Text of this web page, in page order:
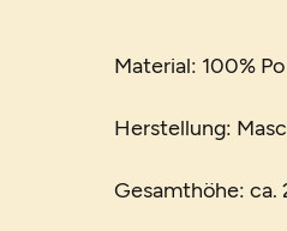
Material: 100%
Herstellung:
Gesamthöhe: ca.